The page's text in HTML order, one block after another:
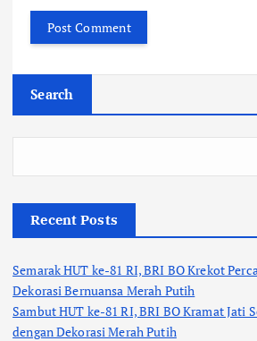
Search
Recent Posts
Semarak HUT ke-81 RI, BRI BO Krekot
Dekorasi Bernuansa Merah Putih
Sambut HUT ke-81 RI, BRI BO Kramat Jati
dengan Dekorasi Merah Putih